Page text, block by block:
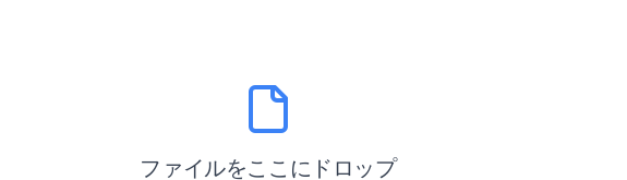
ファイルをここにドロップ